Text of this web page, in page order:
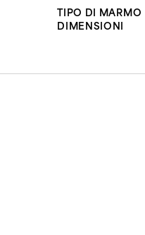
TIPO DI MARMO
DIMENSIONI